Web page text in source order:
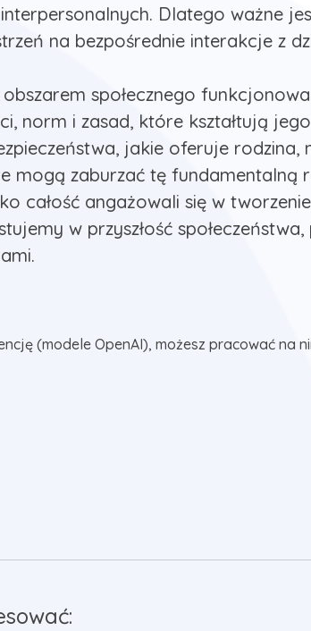
Dlatego ważne
na bezpośrednie interakcje z
społecznego
norm i zasad, które kształtują
jakie oferuje
mogą zaburzać tę
całość angażowali się w
w przyszłość
(modele OpenAI), możesz pracować na